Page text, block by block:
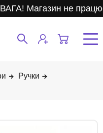
Магазин не працює.
Ручки